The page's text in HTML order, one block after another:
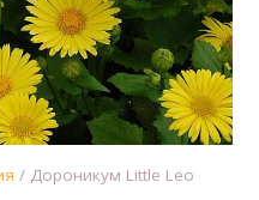
/ Дороникум Little Leo